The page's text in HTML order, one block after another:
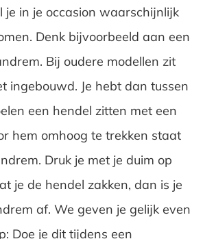
je in je occasion waarschijnlijk
Denk bijvoorbeeld aan een
Bij oudere modellen zit
ingebouwd. Je hebt dan tussen
een hendel zitten met een
hem omhoog te trekken staat
Druk je met je duim op
je de hendel zakken, dan is je
af. We geven je gelijk even
Doe je dit tijdens een